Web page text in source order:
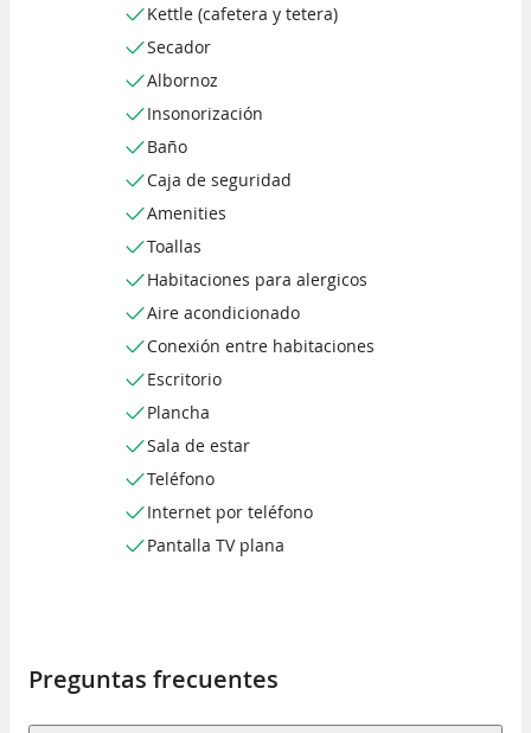
Kettle (cafetera y tetera)
Secador
Albornoz
Insonorización
Baño
Caja de seguridad
Amenities
Toallas
Habitaciones para alergicos
Aire acondicionado
Conexión entre habitaciones
Escritorio
Plancha
Sala de estar
Teléfono
Internet por teléfono
Pantalla TV plana
Preguntas frecuentes